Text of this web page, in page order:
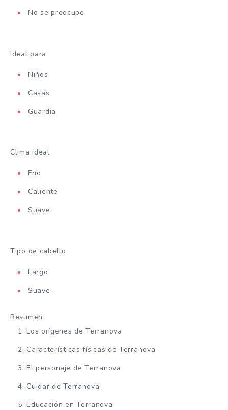
No se preocupe.
Ideal para
Niños
Casas
Guardia
Clima ideal
Frío
Caliente
Suave
Tipo de cabello
Largo
Suave
Resumen
Los orígenes de Terranova
Características físicas de Terranova
El personaje de Terranova
Cuidar de Terranova
Educación en Terranova